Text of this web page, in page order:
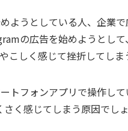
ようとしている人、企業
の広告を始めようとし
こしく感じて挫折してしま
トフォンアプリで操作し
く感じてしまう原因でしょ